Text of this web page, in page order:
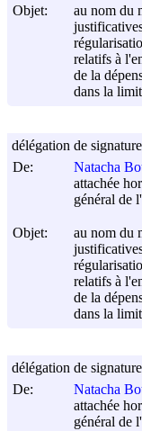
Objet:
au nom du
relatifs à
de la
dans la
De:
Natacha
attachée
général de
Objet:
au nom du
relatifs à
de la
dans la
délégation de signature
De:
Natacha
attachée
général de
délégation de signature